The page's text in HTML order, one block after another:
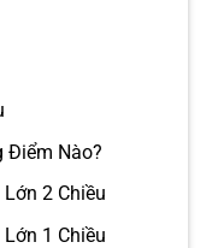
Điểm Nào?
2 Chiều
1 Chiều